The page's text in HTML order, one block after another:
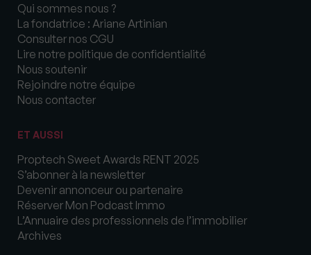
Qui sommes nous ?
La fondatrice : Ariane Artinian
Consulter nos CGU
Lire notre politique de confidentialité
Nous soutenir
Rejoindre notre équipe
Nous contacter
ET AUSSI
Proptech Sweet Awards RENT 2025
S’abonner à la newsletter
Devenir annonceur ou partenaire
Réserver Mon Podcast Immo
L’Annuaire des professionnels de l’immobilier
Archives